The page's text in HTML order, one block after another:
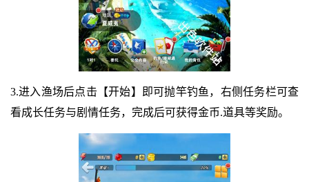
3.进入渔场后点击【开始】即可抛竿钓鱼，右侧任务栏可查
看成长任务与剧情任务，完成后可获得金币.道具等奖励。